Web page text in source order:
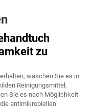
zu
waschen Sie es in
Reinigungsmittel,
Sie es nach Möglichkeit
antimikrobiellen